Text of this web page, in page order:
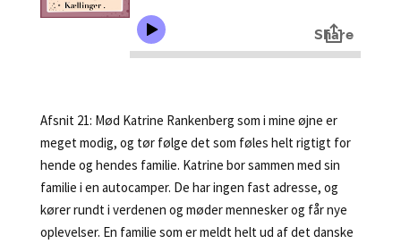
Afsnit 21: Mød Katrine Rankenberg som i mine øjne er
meget modig, og tør følge det som føles helt rigtigt for
hende og hendes familie. Katrine bor sammen med sin
familie i en autocamper. De har ingen fast adresse, og
kører rundt i verdenen og møder mennesker og får nye
oplevelser. En familie som er meldt helt ud af det danske